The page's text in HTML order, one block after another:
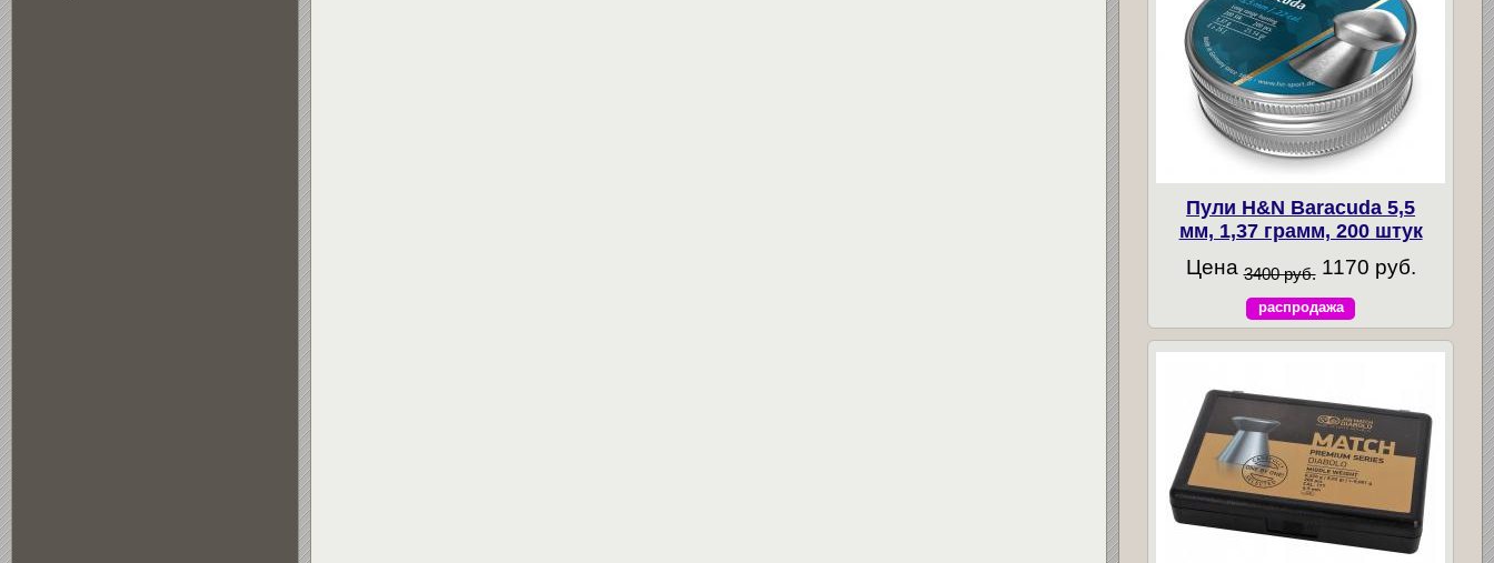
Пули H&N Baracuda 5,5
мм, 1,37 грамм, 200 штук
Цена 3400 руб. 1170 руб.
распродажа